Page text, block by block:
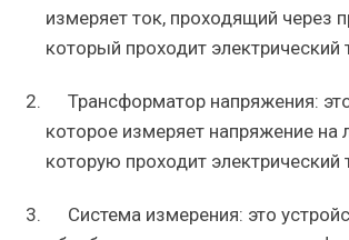
измеряет ток, проходящий через
который проходит электрический
Трансформатор напряжения:
которое измеряет напряжение на
которую проходит электрический
Система измерения: это